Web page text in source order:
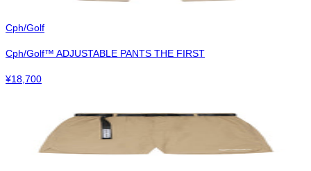
Cph/Golf
Cph/Golf™︎ ADJUSTABLE PANTS THE FIRST
¥18,700